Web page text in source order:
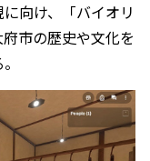
向け、「バイオリ
市の歴史や文化を